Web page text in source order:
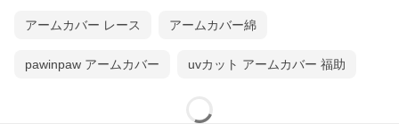
アームカバー レース アームカバー綿
pawinpaw アームカバー uvカット アームカバー 福助